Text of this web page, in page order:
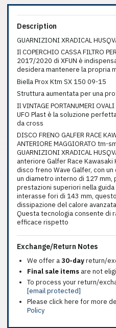
Description
GUARNIZIONI XRADICAL
Il COPERCHIO CASSA FILTRO
2017/2020 di XFUN è
desidera mantenere la propria
Biella Prox Ktm SX 150 09-15
Struttura aumentata per una
Il VINTAGE PORTANUMERI
UFO Plast è la soluzione
da cross
DISCO FRENO GALFER RACE
ANTERIORE MAGGIORATO
GUARNIZIONI XRADICAL
anteriore Galfer Race
disco freno Wave Galfer, con
un diametro interno di 127
prestazioni superiori nella
interasse fori di 143 mm,
dissipazione del calore
Questa tecnologia consente di
efficace rispetto
Exchange/Return Notes
We offer a30-dayreturn/
Final sale items are not
To process your return/
[email protected]
Please click here for more
Policy